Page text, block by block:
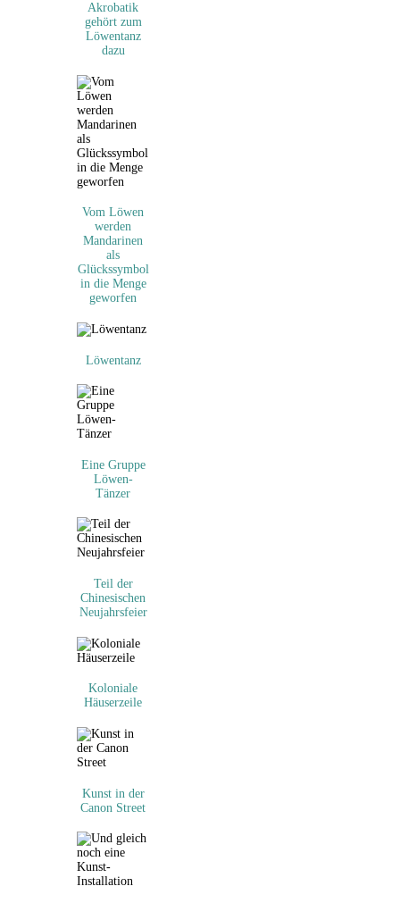
Akrobatik
gehört zum
Löwentanz
dazu
Vom Löwen
werden
Mandarinen
als
Glückssymbol
in die Menge
geworfen
Löwentanz
Eine Gruppe
Löwen-
Tänzer
Teil der
Chinesischen
Neujahrsfeier
Koloniale
Häuserzeile
Kunst in der
Canon Street